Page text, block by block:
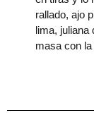
rallado, ajo
lima, juliana
masa con